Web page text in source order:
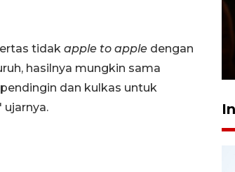
tidak apple to apple dengan
hasilnya mungkin sama
dan kulkas untuk
ujarnya.